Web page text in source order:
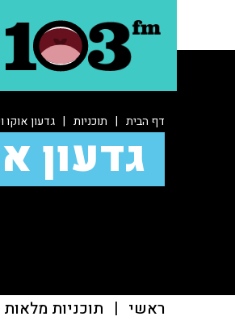
דף הבית | תוכניות | גדעון אוקו
גדעון
ראשי | תוכניות מלאות